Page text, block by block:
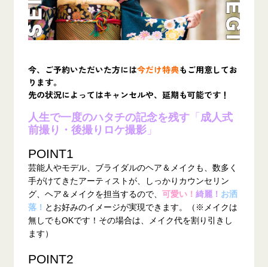
今、ご予約いただいた方には今だけ特典もご用意してお
ります。
先の状況によってはキャンセルや、延期も可能です！
人生で一度のハタチの記念を残す「 成人式
前撮り・後撮りロケ撮影」
POINT1
芸能人やモデル、ブライダルのヘア＆メイクも、数多く
手がけてきたアーティストが、
しっかりカウンセリン
グ、ヘア＆メイクを担当するので、 可愛い！ 綺麗！ お洒
落！ とお好みのイメージが実現できます。
（※メイクは
無しでもOKです！その場合は、メイク代を割り引きし
ます）
POINT2